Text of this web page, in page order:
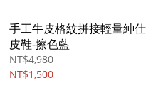
手工牛皮格紋拼接輕量紳仕
皮鞋-擦色藍
NT$4,980
NT$1,500